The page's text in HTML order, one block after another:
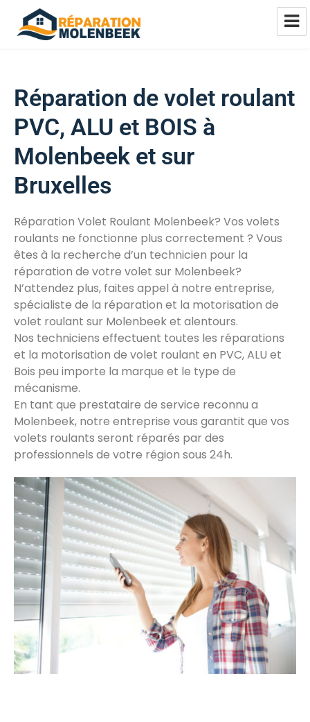
Réparation de volet roulant
PVC, ALU et BOIS à
Molenbeek et sur
Bruxelles
Réparation Volet Roulant Molenbeek? Vos volets
roulants ne fonctionne plus correctement ? Vous
êtes à la recherche d’un technicien pour la
réparation de votre volet sur Molenbeek?
N’attendez plus, faites appel à notre entreprise,
spécialiste de la réparation et la motorisation de
volet roulant sur Molenbeek et alentours.
Nos techniciens effectuent toutes les réparations
et la motorisation de volet roulant en PVC, ALU et
Bois peu importe la marque et le type de
mécanisme.
En tant que prestataire de service reconnu a
Molenbeek, notre entreprise vous garantit que vos
volets roulants seront réparés par des
professionnels de votre région sous 24h.